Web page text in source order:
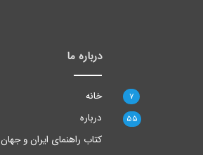
7
55
درباره ما
خانه
درباره
کتاب راهنمای ایران و جهان